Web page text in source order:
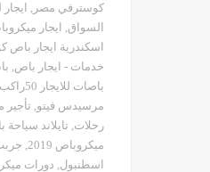
كوسترفي مصر ,
السواق, ايجار
اسكندرية ايجار باص
خدمات - ايجار باص, باص
باصات للايجار 50راكب
مرسيدس فيتو,
رحلات, تايلاند سياحة
ميكروباص 2019
,
اسطنبول, دورات